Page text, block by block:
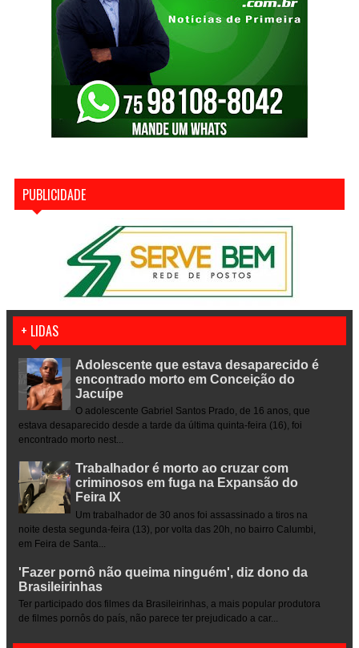
PUBLICIDADE
+ LIDAS
Adolescente que estava desaparecido é
encontrado morto em Conceição do
Jacuípe
O adolescente Gabriel Santos Prado, de 16 anos, que
estava desaparecido desde a tarde da última quinta-feira (16), foi
encontrado morto nest...
Trabalhador é morto ao cruzar com
criminosos em fuga na Expansão do
Feira IX
Um trabalhador de 30 anos foi assassinado a tiros na
noite desta segunda-feira (13), por volta das 20h, no bairro Calumbi,
em Feira de Santa...
'Fazer pornô não queima ninguém', diz dono da
Brasileirinhas
Ter participado dos filmes da Brasileirinhas, a mais popular produtora
de filmes pornôs do país, não parece ter prejudicado a car...